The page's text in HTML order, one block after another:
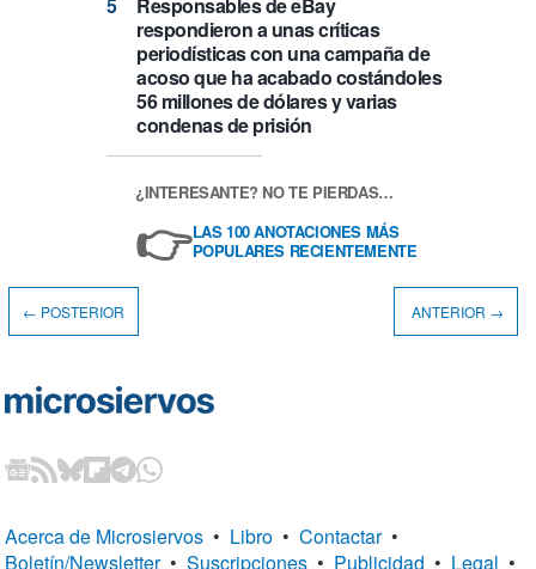
respondieron a unas críticas
periodísticas con una campaña de
acoso que ha acabado costándoles
56 millones de dólares y varias
condenas de prisión
¿INTERESANTE? NO TE PIERDAS…
👉LAS 100 ANOTACIONES MÁS
POPULARES RECIENTEMENTE
← POSTERIOR ANTERIOR →
Acerca de Microsiervos • Libro • Contactar •
Boletín/Newsletter • Suscripciones • Publicidad • Legal •